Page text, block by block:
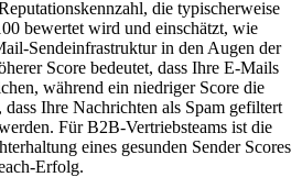
die typischerweise
bewertet wird und einschätzt, wie
Sendeinfrastruktur in den Augen der
Score bedeutet, dass Ihre E-Mails
während ein niedriger Score die
Ihre Nachrichten als Spam gefiltert
Für B2B-Vertriebsteams ist die
eines gesunden Sender Scores
Erfolg.